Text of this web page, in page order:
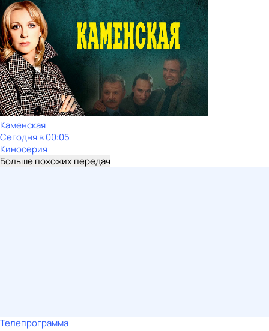
Каменская
Сегодня в 00:05
Киносерия
Больше похожих передач
Телепрограмма